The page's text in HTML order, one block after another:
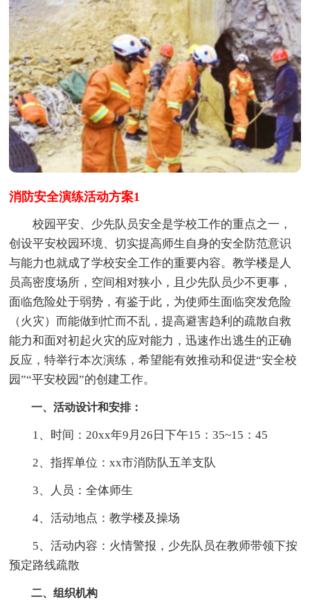
消防安全演练活动方案1
校园平安、少先队员安全是学校工作的重点之一，
创设平安校园环境、切实提高师生自身的安全防范意识
与能力也就成了学校安全工作的重要内容。教学楼是人
员高密度场所，空间相对狭小，且少先队员少不更事，
面临危险处于弱势，有鉴于此，为使师生面临突发危险
（火灾）而能做到忙而不乱，提高避害趋利的疏散自救
能力和面对初起火灾的应对能力，迅速作出逃生的正确
反应，特举行本次演练，希望能有效推动和促进“安全校
园”“平安校园”的创建工作。
一、活动设计和安排：
1、时间：20xx年9月26日下午15：35~15：45
2、指挥单位：xx市消防队五羊支队
3、人员：全体师生
4、活动地点：教学楼及操场
5、活动内容：火情警报，少先队员在教师带领下按
预定路线疏散
二、组织机构